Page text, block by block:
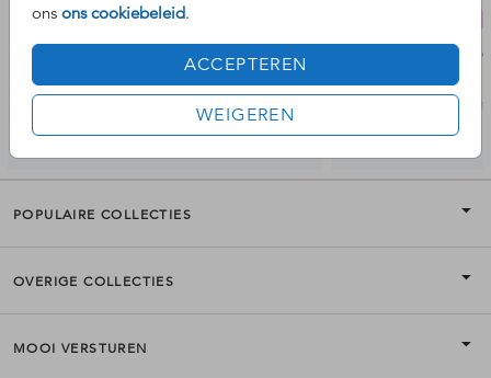
ons ons cookiebeleid.
ACCEPTEREN
WEIGEREN
POPULAIRE COLLECTIES
OVERIGE COLLECTIES
MOOI VERSTUREN